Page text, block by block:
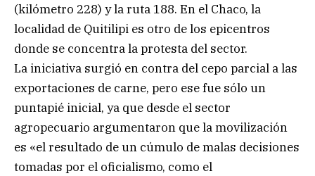
(kilómetro 228) y la ruta 188. En el Chaco, la
localidad de Quitilipi es otro de los epicentros
donde se concentra la protesta del sector.
La iniciativa surgió en contra del cepo parcial a las
exportaciones de carne, pero ese fue sólo un
puntapié inicial, ya que desde el sector
agropecuario argumentaron que la movilización
es «el resultado de un cúmulo de malas decisiones
tomadas por el oficialismo, como el